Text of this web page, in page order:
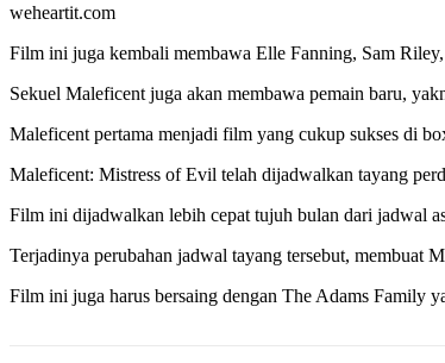
weheartit.com
Film ini juga kembali membawa Elle Fanning, Sam
Sekuel Maleficent juga akan membawa pemain baru,
Maleficent pertama menjadi film yang cukup sukses di
Maleficent: Mistress of Evil telah dijadwalkan tayang
Film ini dijadwalkan lebih cepat tujuh bulan dari jadwal
Terjadinya perubahan jadwal tayang tersebut, membuat
Film ini juga harus bersaing dengan The Adams Family